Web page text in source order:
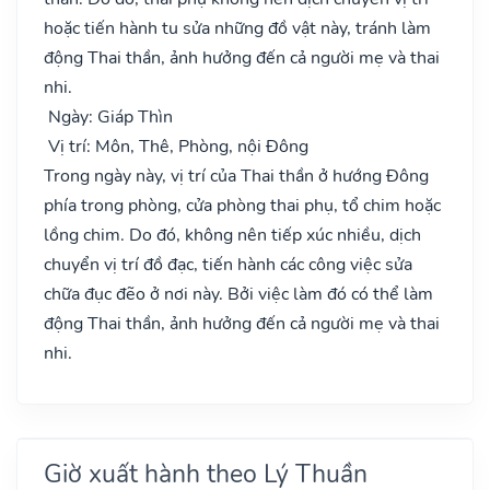
hoặc tiến hành tu sửa những đồ vật này, tránh làm
động Thai thần, ảnh hưởng đến cả người mẹ và thai
nhi.
Ngày: Giáp Thìn
Vị trí: Môn, Thê, Phòng, nội Đông
Trong ngày này, vị trí của Thai thần ở hướng Đông
phía trong phòng, cửa phòng thai phụ, tổ chim hoặc
lồng chim. Do đó, không nên tiếp xúc nhiều, dịch
chuyển vị trí đồ đạc, tiến hành các công việc sửa
chữa đục đẽo ở nơi này. Bởi việc làm đó có thể làm
động Thai thần, ảnh hưởng đến cả người mẹ và thai
nhi.
Giờ xuất hành theo Lý Thuần